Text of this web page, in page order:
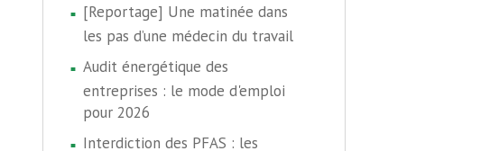
[Reportage] Une matinée dans
les pas d’une médecin du travail
Audit énergétique des
entreprises : le mode d'emploi
pour 2026
Interdiction des PFAS : les